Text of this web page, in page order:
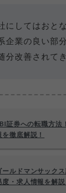
にしてはおと
企業の良い部
分改善されて
証券への転職方法
を徹底解説！
ールドマンサック
度・求人情報を解説